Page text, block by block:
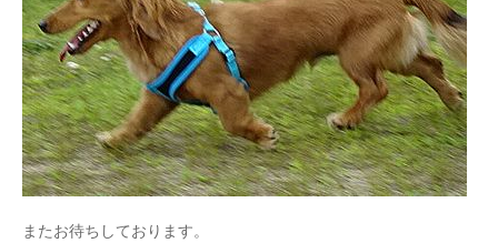
またお待ちしております。